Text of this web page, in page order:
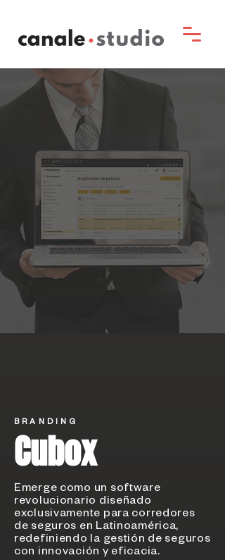
BRANDING
Cubox
Emerge como un software
revolucionario diseñado
exclusivamente para corredores
de seguros en Latinoamérica,
redefiniendo la gestión de seguros
con innovación y eficacia.